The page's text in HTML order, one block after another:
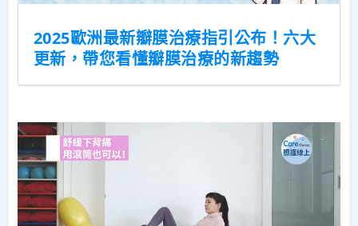
2025歐洲最新瓣膜治療指引公布！六大
更新，帶您看懂瓣膜治療的新趨勢